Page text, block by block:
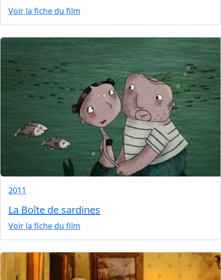
Voir la fiche du film
2011
La Boîte de sardines
Voir la fiche du film